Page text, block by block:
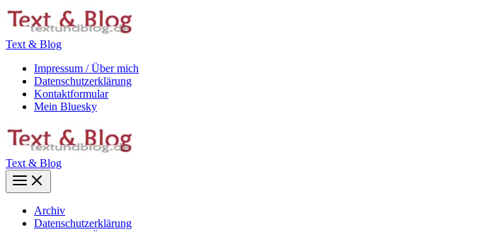
Zum
Inhalt
Text & Blog
Impressum / Über mich
Datenschutzerklärung
Kontaktformular
Mein Bluesky
Text & Blog
Main
Menu
Archiv
Datenschutzerklärung